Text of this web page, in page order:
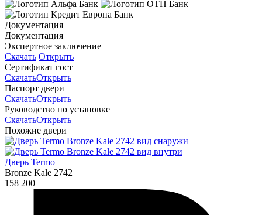
Документация
Документация
Экспертное заключение
Скачать Открыть
Сертификат гост
СкачатьОткрыть
Паспорт двери
СкачатьОткрыть
Руководство по установке
СкачатьОткрыть
Похожие двери
Дверь Termo
Bronze Kale 2742
158 200